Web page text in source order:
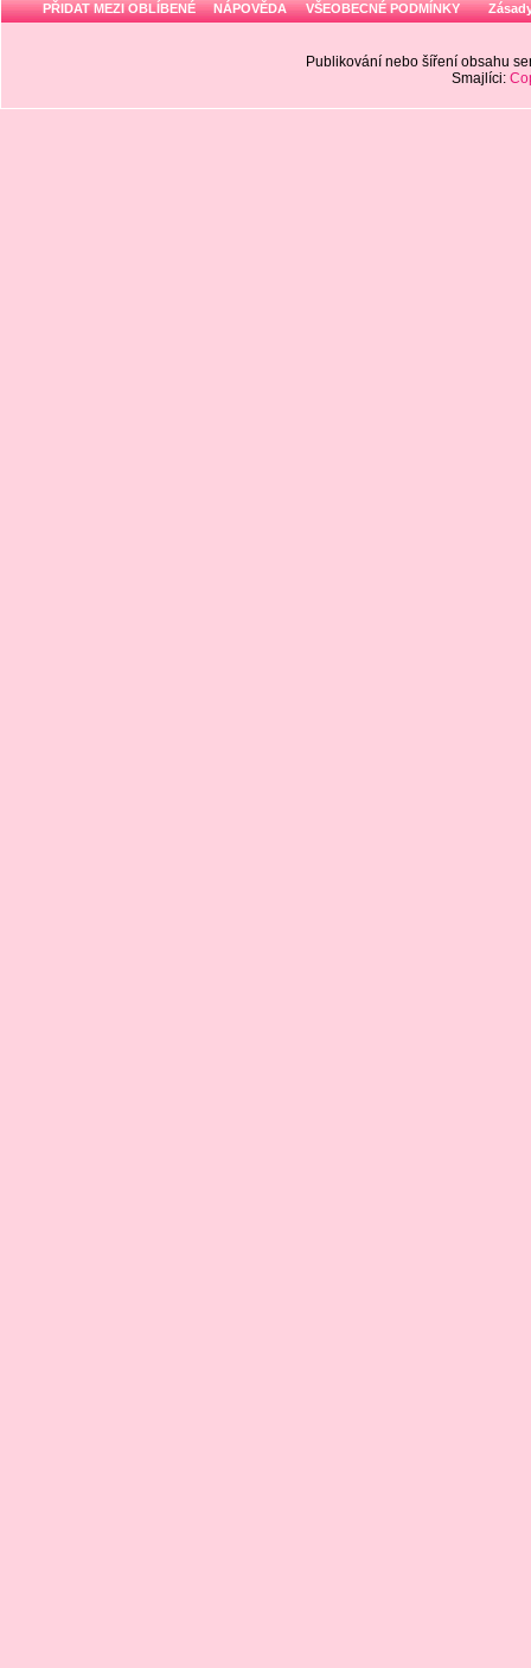
PŘIDAT MEZI OBLÍBENÉ NÁPOVĚDA VŠEOBECNÉ PODMÍNKY
Publikování nebo šíření obsahu
Smajlíci: